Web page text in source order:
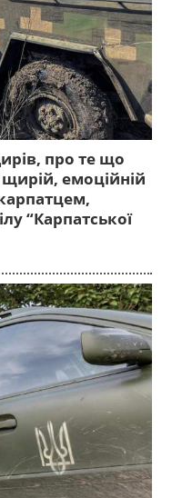
про те що
щирій, емоційній
“Карпатської